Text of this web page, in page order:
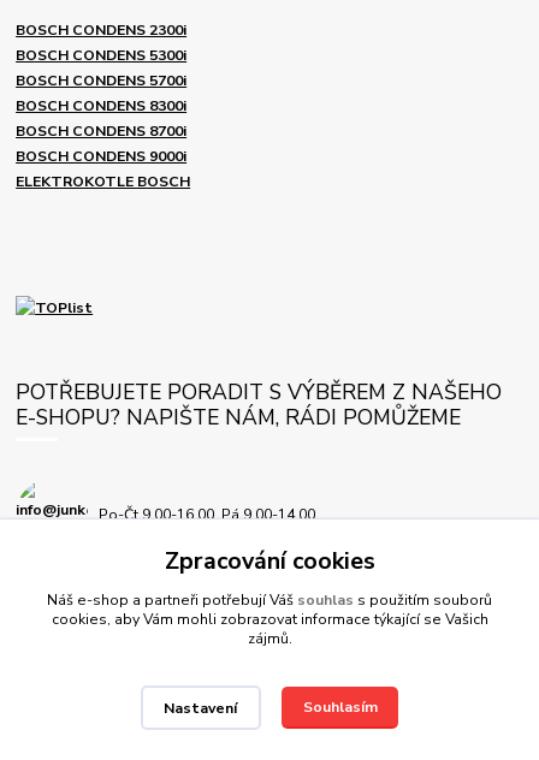
BOSCH CONDENS 2300i
BOSCH CONDENS 5300i
BOSCH CONDENS 5700i
BOSCH CONDENS 8300i
BOSCH CONDENS 8700i
BOSCH CONDENS 9000i
ELEKTROKOTLE BOSCH
POTŘEBUJETE PORADIT S VÝBĚREM Z NAŠEHO
E-SHOPU? NAPIŠTE NÁM, RÁDI POMŮŽEME
Po-Čt 9.00-16.00, Pá 9.00-14.00
Zpracování cookies
Náš e-shop a partneři potřebují Váš souhlas s použitím souborů
cookies, aby Vám mohli zobrazovat informace týkající se Vašich
zájmů.
Nastavení Souhlasím